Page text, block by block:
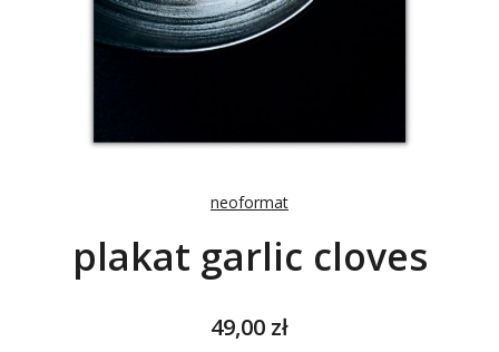
neoformat
plakat garlic cloves
Cena
49,00 zł